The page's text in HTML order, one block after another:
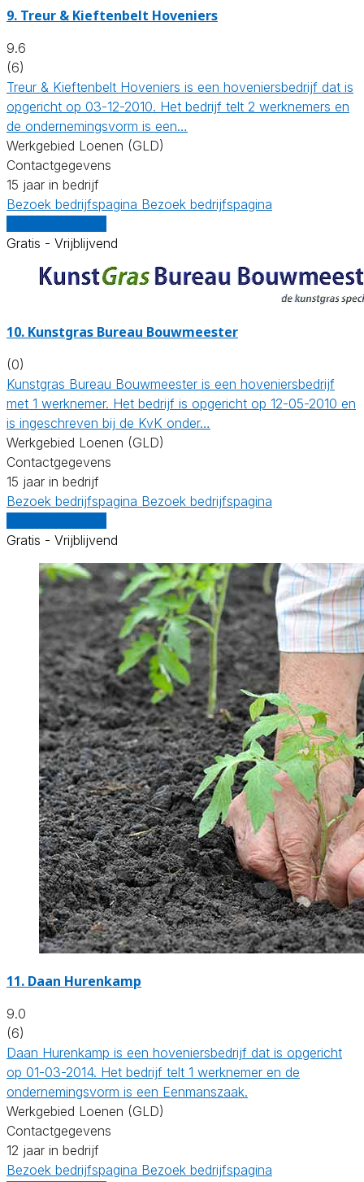
9. Treur & Kieftenbelt Hoveniers
9.6
(6)
Treur & Kieftenbelt Hoveniers is een hoveniersbedrijf dat is
opgericht op 03-12-2010. Het bedrijf telt 2 werknemers en
de ondernemingsvorm is een…
Werkgebied Loenen (GLD)
Contactgegevens
15 jaar in bedrijf
Bezoek bedrijfspagina Bezoek bedrijfspagina
Gratis - Vrijblijvend
10. Kunstgras Bureau Bouwmeester
(0)
Kunstgras Bureau Bouwmeester is een hoveniersbedrijf
met 1 werknemer. Het bedrijf is opgericht op 12-05-2010 en
is ingeschreven bij de KvK onder…
Werkgebied Loenen (GLD)
Contactgegevens
15 jaar in bedrijf
Bezoek bedrijfspagina Bezoek bedrijfspagina
Gratis - Vrijblijvend
11. Daan Hurenkamp
9.0
(6)
Daan Hurenkamp is een hoveniersbedrijf dat is opgericht
op 01-03-2014. Het bedrijf telt 1 werknemer en de
ondernemingsvorm is een Eenmanszaak.
Werkgebied Loenen (GLD)
Contactgegevens
12 jaar in bedrijf
Bezoek bedrijfspagina Bezoek bedrijfspagina